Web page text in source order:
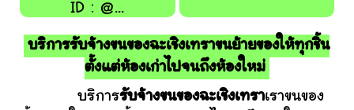
ID : @...
บริการรับจ้างขนของฉะเชิงเทราขนย้ายของให้ทุกชิ้น
ตั้งแต่ห้องเก่าไปจนถึงห้องใหม่
บริการรับจ้างขนของฉะเชิงเทราเราขนของ